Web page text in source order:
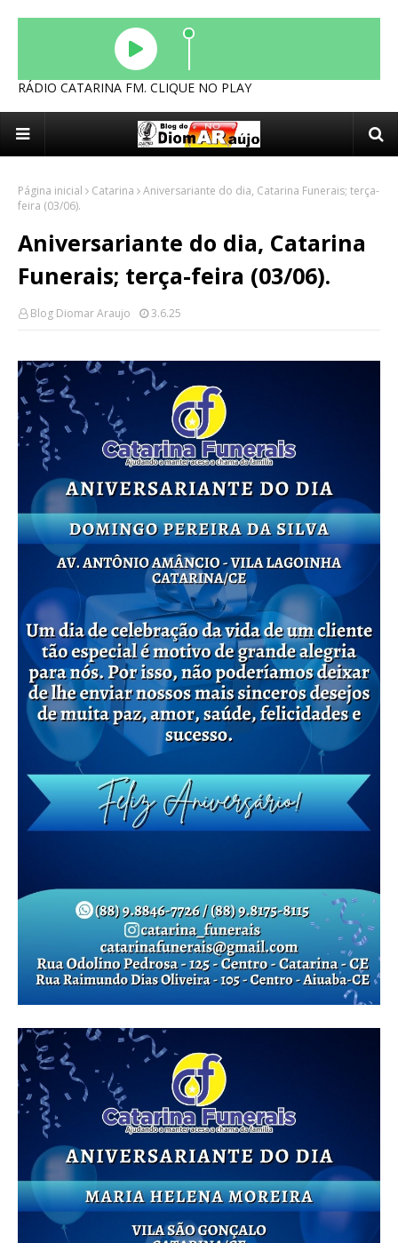
RÁDIO CATARINA FM. CLIQUE NO PLAY
Página inicial Catarina
Aniversariante do dia, Catarina Funerais; terça-
feira (03/06).
Aniversariante do dia, Catarina
Funerais; terça-feira (03/06).
Blog Diomar Araujo 3.6.25